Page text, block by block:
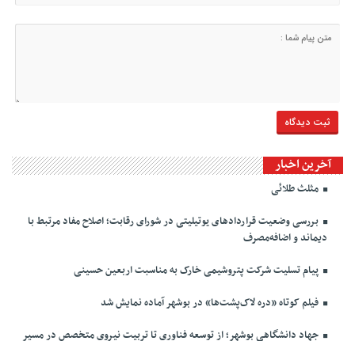
آخرین اخبار
مثلث طلائی
بررسی وضعیت قراردادهای یوتیلیتی در شورای رقابت؛ اصلاح مفاد مرتبط با
دیماند و اضافه‌مصرف
پیام تسلیت شرکت پتروشیمی خارک به مناسبت اربعین حسینی
فیلم کوتاه «دره لاک‌پشت‌ها» در بوشهر آماده نمایش شد
جهاد دانشگاهی بوشهر؛ از توسعه فناوری تا تربیت نیروی متخصص در مسیر